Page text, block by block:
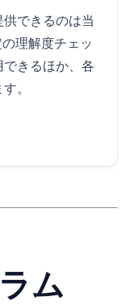
できるのは当
理解度チェッ
きるほか、各
。
ム